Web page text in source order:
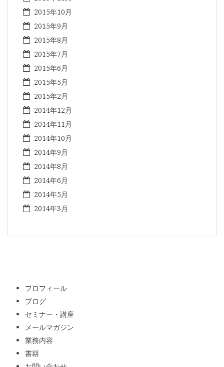
2015年10月
2015年9月
2015年8月
2015年7月
2015年6月
2015年5月
2015年2月
2014年12月
2014年11月
2014年10月
2014年9月
2014年8月
2014年6月
2014年5月
2014年3月
プロフィール
ブログ
セミナー・講座
メールマガジン
業務内容
書籍